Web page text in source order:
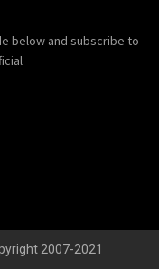
below and subscribe to
2007-2021